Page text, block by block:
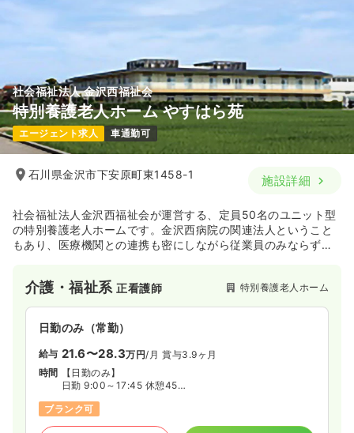
社会福祉法人 金沢西福祉会
特別養護老人ホーム やすはら苑
エージェント求人 車通勤可
石川県金沢市下安原町東1458-1 施設詳細
社会福祉法人金沢西福祉会が運営する、定員50名のユニット型
の特別養護老人ホームです。金沢西病院の関連法人ということ
もあり、医療機関との連携も密にしながら従業員のみならず入
介護・福祉系正看護師 特別養護老人ホーム
日勤のみ（常勤）
給与 21.6〜28.3万円/月 賞与3.9ヶ月
時間
【日勤のみ】
日勤 9:00～17:45 休憩45分
ブランク可